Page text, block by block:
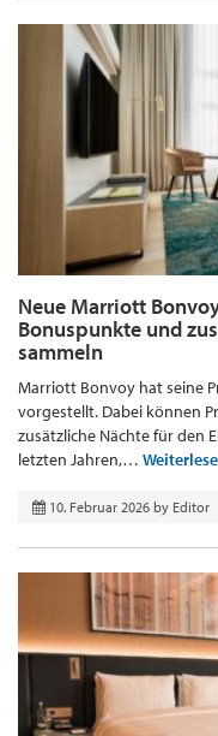
Neue Marriott
Bonuspunkte und
sammeln
Marriott Bonvoy hat seine
vorgestellt. Dabei können
zusätzliche Nächte für den
letzten Jahren,…
10. Februar 2026 by Editor